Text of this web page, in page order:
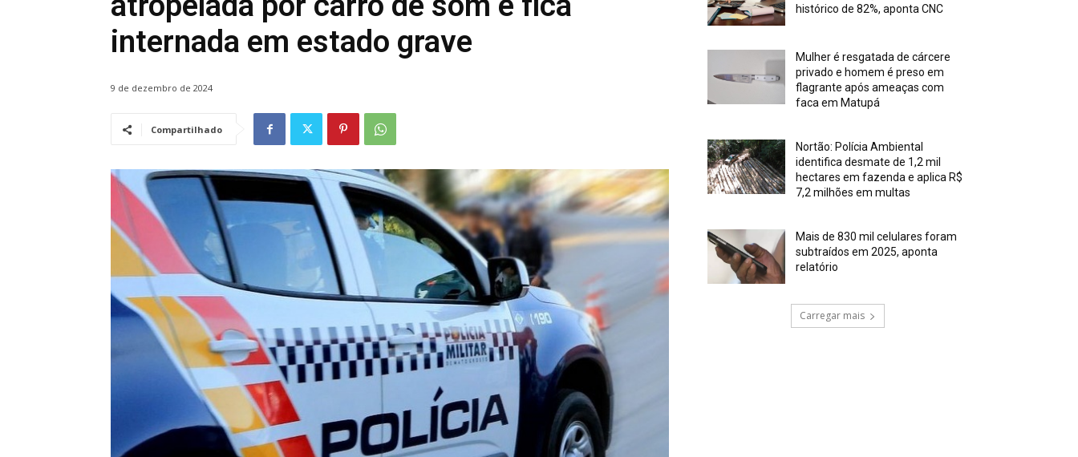
internada em estado grave
9 de dezembro de 2024
Compartilhado
histórico de 82%, aponta CNC
Mulher é resgatada de cárcere
privado e homem é preso em
flagrante após ameaças com
faca em Matupá
Nortão: Polícia Ambiental
identifica desmate de 1,2 mil
hectares em fazenda e aplica R$
7,2 milhões em multas
Mais de 830 mil celulares foram
subtraídos em 2025, aponta
relatório
Carregar mais